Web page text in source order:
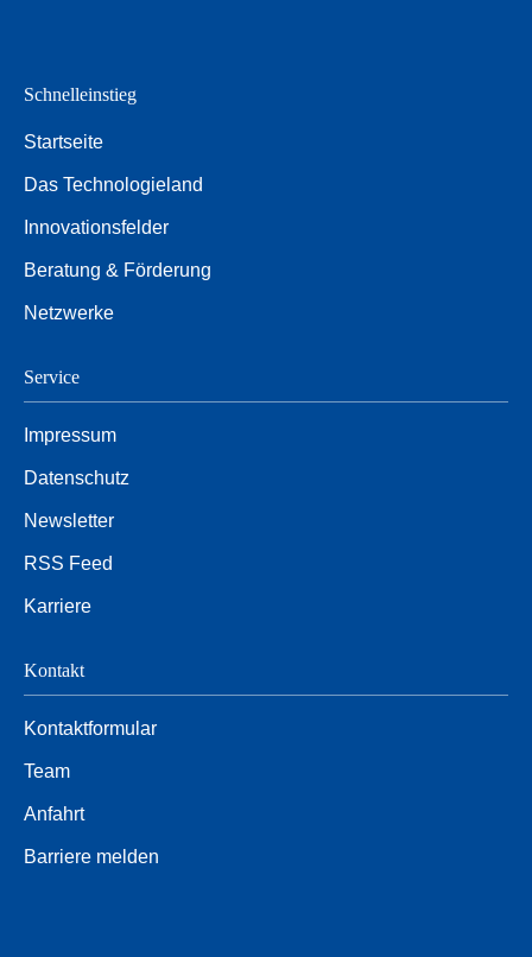
Schnelleinstieg
Startseite
Das Technologieland
Innovationsfelder
Beratung & Förderung
Netzwerke
Service
Impressum
Datenschutz
Newsletter
RSS Feed
Karriere
Kontakt
Kontaktformular
Team
Anfahrt
Barriere melden